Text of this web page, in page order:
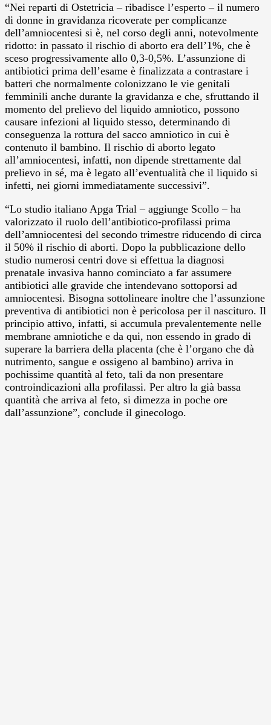
“Nei reparti di Ostetricia – ribadisce l’esperto – il numero
di donne in gravidanza ricoverate per complicanze
dell’amniocentesi si è, nel corso degli anni, notevolmente
ridotto: in passato il rischio di aborto era dell’1%, che è
sceso progressivamente allo 0,3-0,5%. L’assunzione di
antibiotici prima dell’esame è finalizzata a contrastare i
batteri che normalmente colonizzano le vie genitali
femminili anche durante la gravidanza e che, sfruttando il
momento del prelievo del liquido amniotico, possono
causare infezioni al liquido stesso, determinando di
conseguenza la rottura del sacco amniotico in cui è
contenuto il bambino. Il rischio di aborto legato
all’amniocentesi, infatti, non dipende strettamente dal
prelievo in sé, ma è legato all’eventualità che il liquido si
infetti, nei giorni immediatamente successivi”.
“Lo studio italiano Apga Trial – aggiunge Scollo – ha
valorizzato il ruolo dell’antibiotico-profilassi prima
dell’amniocentesi del secondo trimestre riducendo di circa
il 50% il rischio di aborti. Dopo la pubblicazione dello
studio numerosi centri dove si effettua la diagnosi
prenatale invasiva hanno cominciato a far assumere
antibiotici alle gravide che intendevano sottoporsi ad
amniocentesi. Bisogna sottolineare inoltre che l’assunzione
preventiva di antibiotici non è pericolosa per il nascituro. Il
principio attivo, infatti, si accumula prevalentemente nelle
membrane amniotiche e da qui, non essendo in grado di
superare la barriera della placenta (che è l’organo che dà
nutrimento, sangue e ossigeno al bambino) arriva in
pochissime quantità al feto, tali da non presentare
controindicazioni alla profilassi. Per altro la già bassa
quantità che arriva al feto, si dimezza in poche ore
dall’assunzione”, conclude il ginecologo.